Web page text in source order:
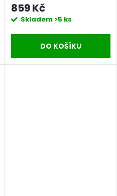
2x lamelový kotouč |
SPW1050/RM14
859 Kč
Skladem >5 ks
DO KOŠÍKU